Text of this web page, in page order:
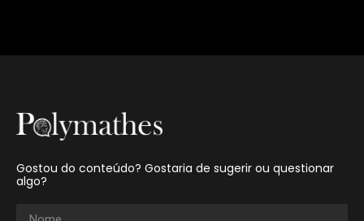
Gostou do conteúdo? Gostaria de sugerir ou questionar
algo?